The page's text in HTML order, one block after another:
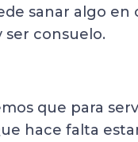
sanar algo en
ser consuelo.
que para
hace falta